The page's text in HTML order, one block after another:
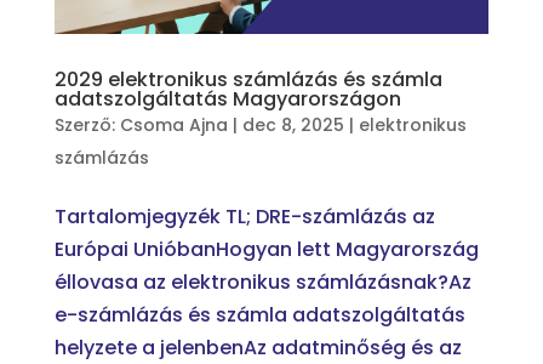
2029 elektronikus számlázás és számla
adatszolgáltatás Magyarországon
Szerző: Csoma Ajna | dec 8, 2025 | elektronikus
számlázás
Tartalomjegyzék TL; DRE-számlázás az
Európai UnióbanHogyan lett Magyarország
éllovasa az elektronikus számlázásnak?Az
e-számlázás és számla adatszolgáltatás
helyzete a jelenbenAz adatminőség és az